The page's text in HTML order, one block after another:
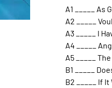
A1 _____ As
A2 _____
A3 _____ I
A4 _____
A5 _____
B1 _____
B2 _____ If